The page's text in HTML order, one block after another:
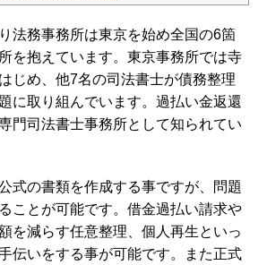
法務事務所は東京を始め全国の6箇
を抱えています。東京事務所では寺
じめ、他7名の司法書士が債務整理
に取り組んでいます。過払い金返還
門司法書士事務所として知られてい
式の書類を作成する事ですが、問題
ことが可能です。借金過払い請求や
を減らす任意整理、個人再生といっ
伝いをする事が可能です。また正式